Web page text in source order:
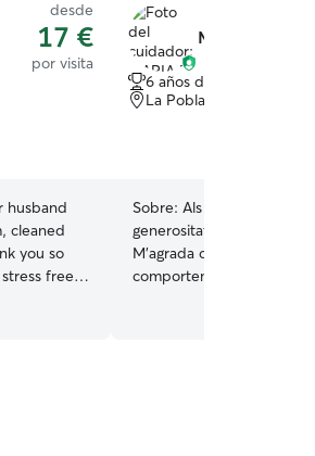
desde
17 €
por visita
husband
cleaned
you so
free!
❤️♥️
MARIA F.
6 años de experiencia
La Pobla del Duc
Sobre: Als animalets els
generositat i la meua
M'agrada observar-los, veure com es
comporten, sentir que